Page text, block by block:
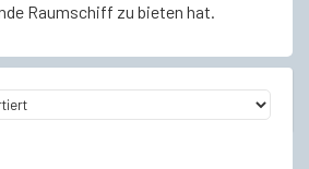
Raumschiff zu bieten hat.